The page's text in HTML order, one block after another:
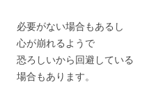
必要がない場合もあるし
心が崩れるようで
恐ろしいから回避している
場合もあります。